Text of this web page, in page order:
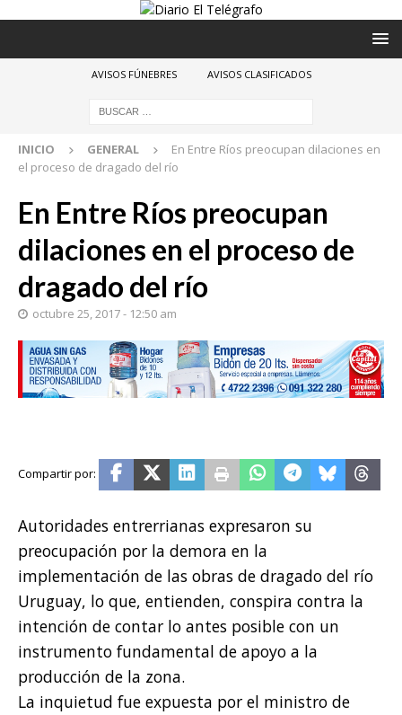
AVISOS FÚNEBRES AVISOS CLASIFICADOS
INICIO GENERAL
En Entre Ríos preocupan dilaciones en
el proceso de dragado del río
En Entre Ríos preocupan
dilaciones en el proceso de
dragado del río
octubre 25, 2017 - 12:50 am
Autoridades entrerrianas expresaron su
preocupación por la demora en la
implementación de las obras de dragado del río
Uruguay, lo que, entienden, conspira contra la
intención de contar lo antes posible con un
instrumento fundamental de apoyo a la
producción de la zona.
La inquietud fue expuesta por el ministro de